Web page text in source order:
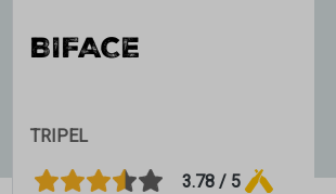
BIFACE
TRIPEL
3.78 / 5